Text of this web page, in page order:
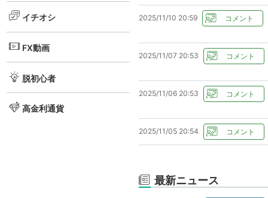
イチオシ
FX動画
脱初心者
高金利通貨
2025/11/10 20:59
2025/11/07 20:53
2025/11/06 20:53
2025/11/05 20:54
最新ニュース